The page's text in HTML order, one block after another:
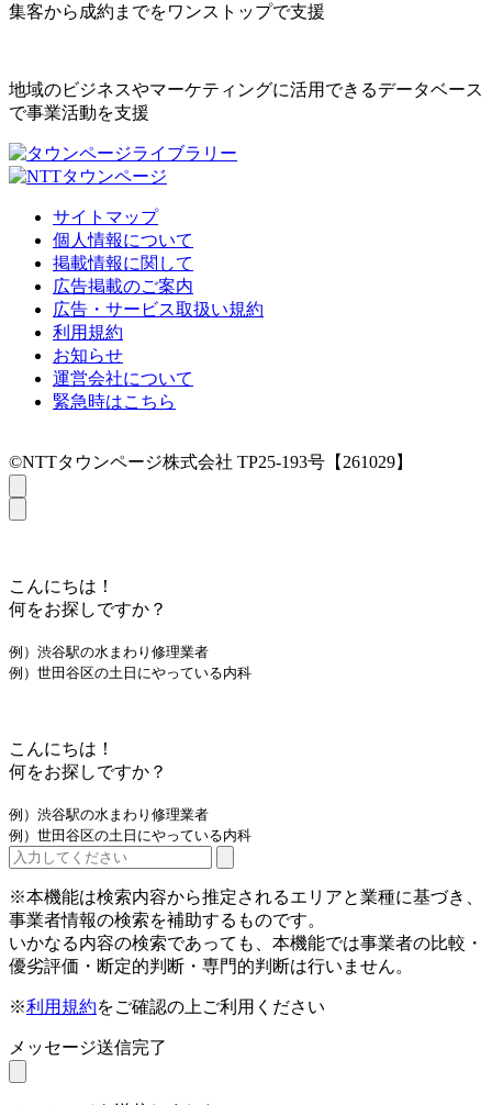
集客から成約までをワンストップで支援
地域のビジネスやマーケティングに活用できるデータベース
で事業活動を支援
サイトマップ
個人情報について
掲載情報に関して
広告掲載のご案内
広告・サービス取扱い規約
利用規約
お知らせ
運営会社について
緊急時はこちら
©NTTタウンページ株式会社 TP25-193号【261029】
こんにちは！
何をお探しですか？
例）渋谷駅の水まわり修理業者
例）世田谷区の土日にやっている内科
こんにちは！
何をお探しですか？
例）渋谷駅の水まわり修理業者
例）世田谷区の土日にやっている内科
※本機能は検索内容から推定されるエリアと業種に基づき、
事業者情報の検索を補助するものです。
いかなる内容の検索であっても、本機能では事業者の比較・
優劣評価・断定的判断・専門的判断は行いません。
※利用規約をご確認の上ご利用ください
メッセージ送信完了